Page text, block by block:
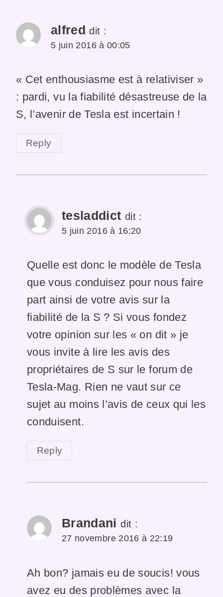
alfred dit :
5 juin 2016 à 00:05
« Cet enthousiasme est à relativiser »
: pardi, vu la fiabilité désastreuse de la
S, l’avenir de Tesla est incertain !
Reply
tesladdict dit :
5 juin 2016 à 16:20
Quelle est donc le modèle de Tesla
que vous conduisez pour nous faire
part ainsi de votre avis sur la
fiabilité de la S ? Si vous fondez
votre opinion sur les « on dit » je
vous invite à lire les avis des
propriétaires de S sur le forum de
Tesla-Mag. Rien ne vaut sur ce
sujet au moins l’avis de ceux qui les
conduisent.
Reply
Brandani dit :
27 novembre 2016 à 22:19
Ah bon? jamais eu de soucis! vous
avez eu des problèmes avec la